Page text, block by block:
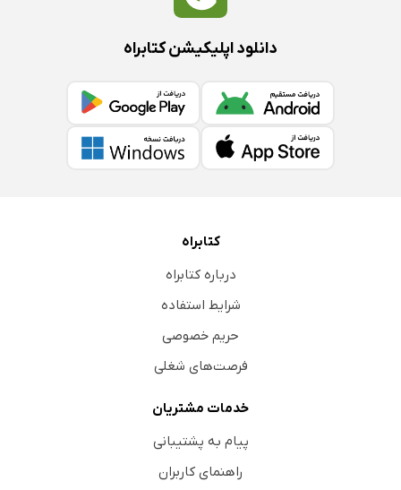
دانلود اپلیکیشن کتابراه
کتابراه
درباره کتابراه
شرایط استفاده
حریم خصوصی
فرصت‌های شغلی
خدمات مشتریان
پیام به پشتیبانی
راهنمای کاربران